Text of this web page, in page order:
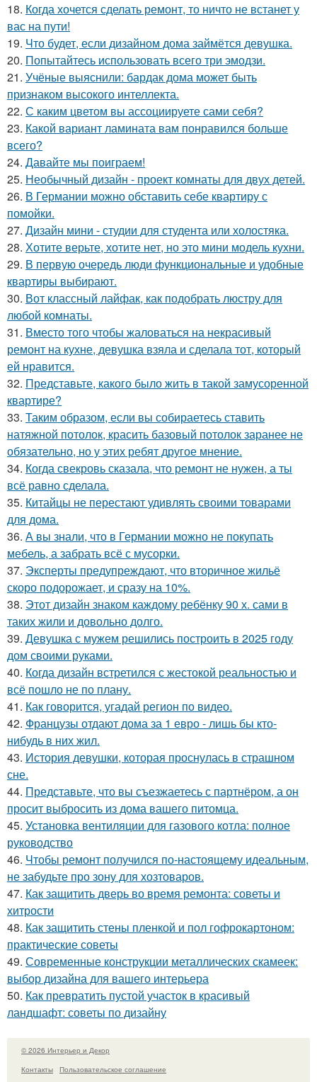
18. Когда хочется сделать ремонт, то ничто не встанет у
вас на пути!
19. Что будет, если дизайном дома займётся девушка.
20. Попытайтесь использовать всего три эмодзи.
21. Учёные выяснили: бардак дома может быть
признаком высокого интеллекта.
22. С каким цветом вы ассоциируете сами себя?
23. Какой вариант ламината вам понравился больше
всего?
24. Давайте мы поиграем!
25. Необычный дизайн - проект комнаты для двух детей.
26. В Германии можно обставить себе квартиру с
помойки.
27. Дизайн мини - студии для студента или холостяка.
28. Хотите верьте, хотите нет, но это мини модель кухни.
29. В первую очередь люди функциональные и удобные
квартиры выбирают.
30. Вот классный лайфак, как подобрать люстру для
любой комнаты.
31. Вместо того чтобы жаловаться на некрасивый
ремонт на кухне, девушка взяла и сделала тот, который
ей нравится.
32. Представьте, какого было жить в такой замусоренной
квартире?
33. Таким образом, если вы собираетесь ставить
натяжной потолок, красить базовый потолок заранее не
обязательно, но у этих ребят другое мнение.
34. Когда свекровь сказала, что ремонт не нужен, а ты
всё равно сделала.
35. Китайцы не перестают удивлять своими товарами
для дома.
36. А вы знали, что в Германии можно не покупать
мебель, а забрать всё с мусорки.
37. Эксперты предупреждают, что вторичное жильё
скоро подорожает, и сразу на 10%.
38. Этот дизайн знаком каждому ребёнку 90 х. сами в
таких жили и довольно долго.
39. Девушка с мужем решились построить в 2025 году
дом своими руками.
40. Когда дизайн встретился с жестокой реальностью и
всё пошло не по плану.
41. Как говорится, угадай регион по видео.
42. Французы отдают дома за 1 евро - лишь бы кто-
нибудь в них жил.
43. История девушки, которая проснулась в страшном
сне.
44. Представьте, что вы съезжаетесь с партнёром, а он
просит выбросить из дома вашего питомца.
45. Установка вентиляции для газового котла: полное
руководство
46. Чтобы ремонт получился по-настоящему идеальным,
не забудьте про зону для хозтоваров.
47. Как защитить дверь во время ремонта: советы и
хитрости
48. Как защитить стены пленкой и пол гофрокартоном:
практические советы
49. Современные конструкции металлических скамеек:
выбор дизайна для вашего интерьера
50. Как превратить пустой участок в красивый
ландшафт: советы по дизайну
© 2026 Интерьер и Декор
Контакты
Пользовательское соглашение